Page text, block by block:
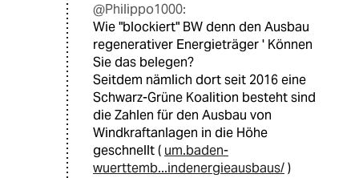
@Philippo1000:
Wie "blockiert" BW denn den Ausbau
regenerativer Energieträger ' Können
Sie das belegen?
Seitdem nämlich dort seit 2016 eine
Schwarz-Grüne Koalition besteht sind
die Zahlen für den Ausbau von
Windkraftanlagen in die Höhe
geschnellt ( um.baden-
wuerttemb...indenergieausbaus/)